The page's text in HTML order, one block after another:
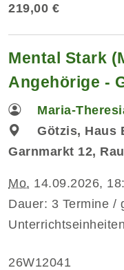
219,00 €
Mental Stark
Angehörige -
Maria-
Götzis, Haus
Garnmarkt 12,
Mo. 14.09.2026,
Dauer: 3 Termine /
Unterrichtseinheiten
26W12041